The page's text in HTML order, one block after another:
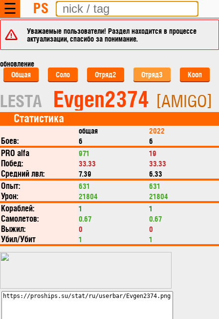
☰ PS
Уважаемые пользователи! Раздел находится в процессе
актуализации, спасибо за понимание.
обновление
Общая
Соло Отряд2 Отряд3 Кооп
LESTA Evgen2374 [AMIGO]
Статистика
общая 2022
Боев: 6 6
PRO alfa 971 19
Побед: 33.33 33.33
Средний лвл: 7.39 6.33
Опыт: 631 631
Урон: 21804 21804
Кораблей: 1 1
Самолетов: 0.67 0.67
Выжил: 0 0
Убил/Убит 1 1